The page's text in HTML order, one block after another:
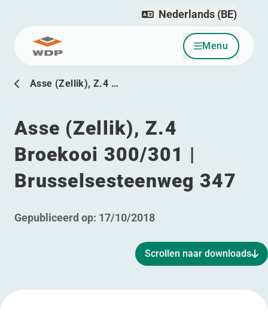
Ga naar inhoud Menu
Nederlands (BE)
Asse (Zellik), Z.4 …
Asse (Zellik), Z.4
Broekooi 300/301 |
Brusselsesteenweg 347
Gepubliceerd op: 17/10/2018
Scrollen naar downloads